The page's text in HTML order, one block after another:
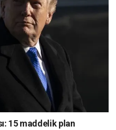
15 maddelik plan